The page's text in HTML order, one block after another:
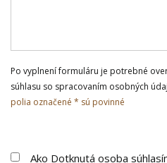
Po vyplnení formuláru je potrebné
súhlasu so spracovaním osobných
polia označené * sú povinné
Ako Dotknutá osoba